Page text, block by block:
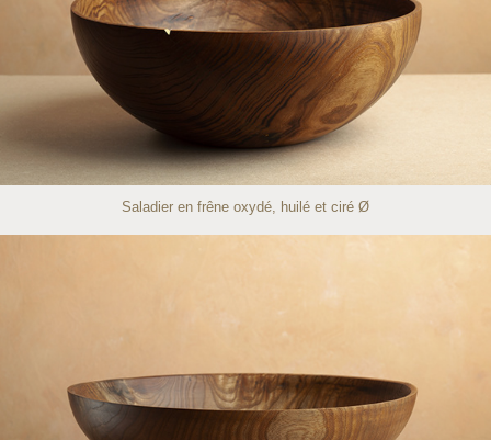
Saladier en frêne oxydé, huilé et ciré Ø